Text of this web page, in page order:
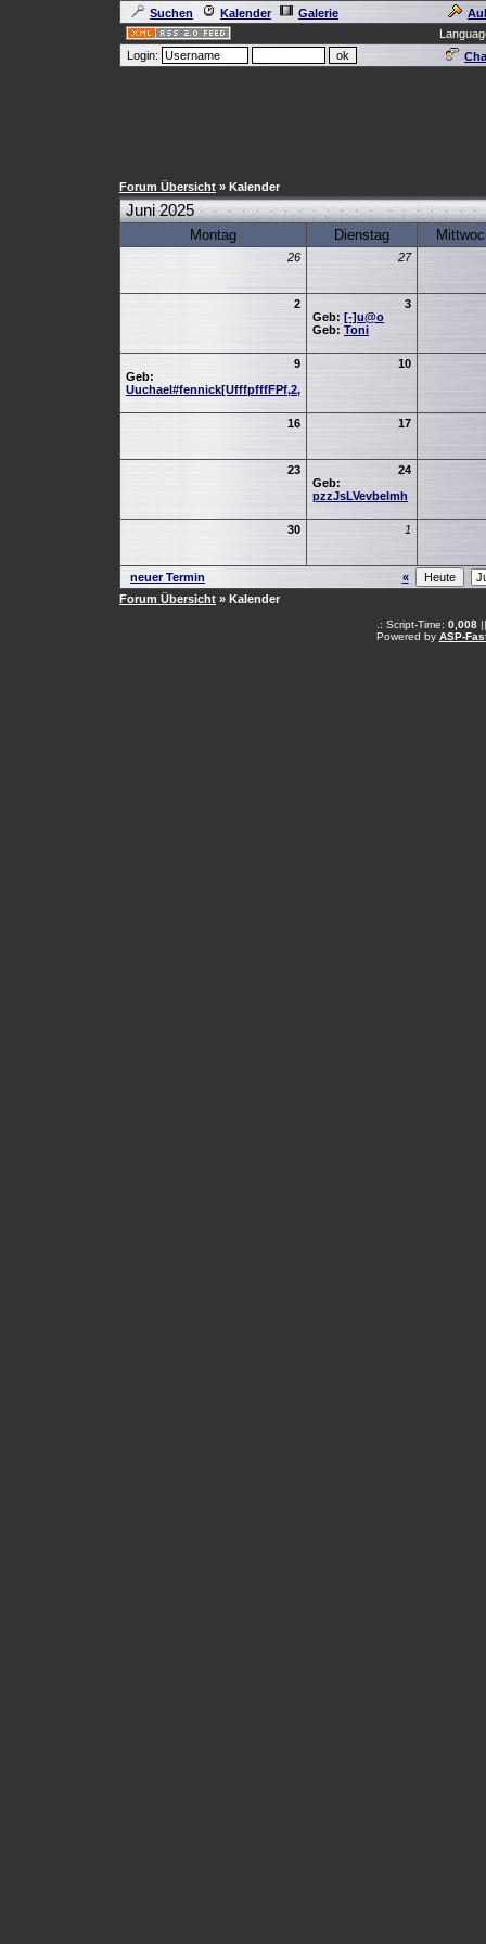
Suchen Kalender Galerie
Login:
Forum Übersicht » Kalender
Juni 2025
Montag Dienstag
26 27
2
3
Geb: [-]u@o
Geb: Toni
9
Geb:
Uuchael#fennick[UfffpfffFPf,2,
10
16 17
23
24
Geb:
pzzJsLVevbelmh
30 1
neuer Termin
«
Forum Übersicht » Kalender
.: Script-Time: 0,008||
Powered by ASP-